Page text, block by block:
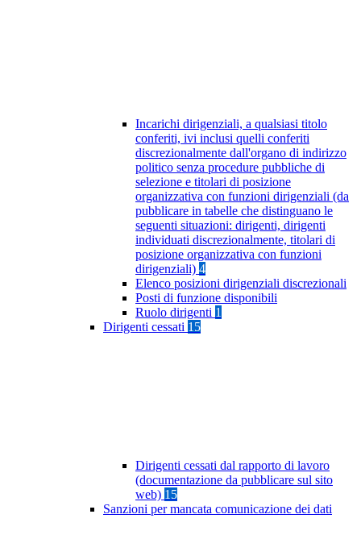
Incarichi dirigenziali, a qualsiasi titolo
conferiti, ivi inclusi quelli conferiti
discrezionalmente dall'organo di indirizzo
politico senza procedure pubbliche di
selezione e titolari di posizione
organizzativa con funzioni dirigenziali (da
pubblicare in tabelle che distinguano le
seguenti situazioni: dirigenti, dirigenti
individuati discrezionalmente, titolari di
posizione organizzativa con funzioni
dirigenziali) 4
Elenco posizioni dirigenziali discrezionali
Posti di funzione disponibili
Ruolo dirigenti 1
Dirigenti cessati 15
Dirigenti cessati dal rapporto di lavoro
(documentazione da pubblicare sul sito
web) 15
Sanzioni per mancata comunicazione dei dati